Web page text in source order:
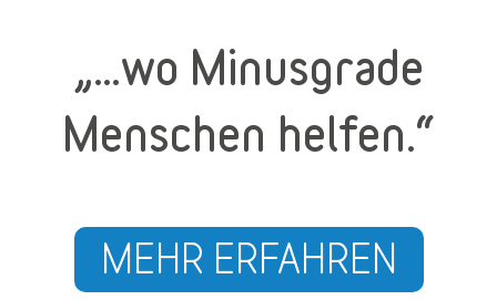
„…wo Minusgrade
Menschen helfen.“
MEHR ERFAHREN